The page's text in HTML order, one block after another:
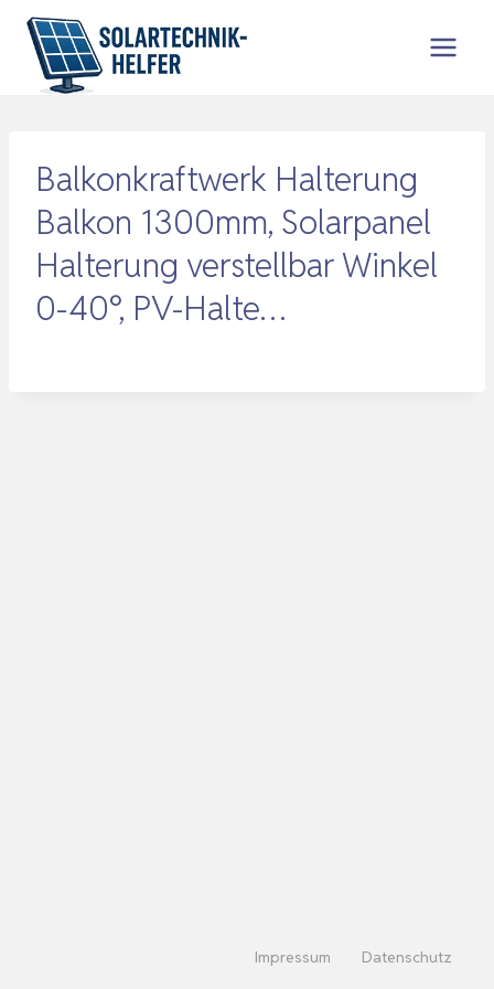
Zum
Inhalt
springen
Balkonkraftwerk Halterung
Balkon 1300mm, Solarpanel
Halterung verstellbar Winkel
0-40°, PV-Halte…
Impressum Datenschutz